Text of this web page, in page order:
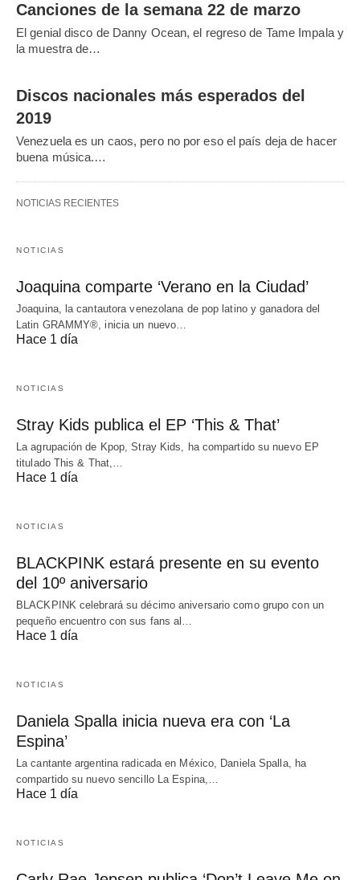
Canciones de la semana 22 de marzo
El genial disco de Danny Ocean, el regreso de Tame Impala y
la muestra de…
Discos nacionales más esperados del
2019
Venezuela es un caos, pero no por eso el país deja de hacer
buena música.…
NOTICIAS RECIENTES
NOTICIAS
Joaquina comparte ‘Verano en la Ciudad’
Joaquina, la cantautora venezolana de pop latino y ganadora del
Latin GRAMMY®, inicia un nuevo…
Hace 1 día
NOTICIAS
Stray Kids publica el EP ‘This & That’
La agrupación de Kpop, Stray Kids, ha compartido su nuevo EP
titulado This & That,…
Hace 1 día
NOTICIAS
BLACKPINK estará presente en su evento
del 10º aniversario
BLACKPINK celebrará su décimo aniversario como grupo con un
pequeño encuentro con sus fans al…
Hace 1 día
NOTICIAS
Daniela Spalla inicia nueva era con ‘La
Espina’
La cantante argentina radicada en México, Daniela Spalla, ha
compartido su nuevo sencillo La Espina,…
Hace 1 día
NOTICIAS